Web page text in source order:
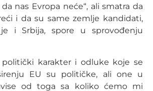
nas Evropa neće“, ali smatra da
i da su same zemlje kandidati,
i Srbija, spore u sprovođenju
politički karakter i odluke koje se
EU su političke, ali one u
od toga sa koliko ćemo mi